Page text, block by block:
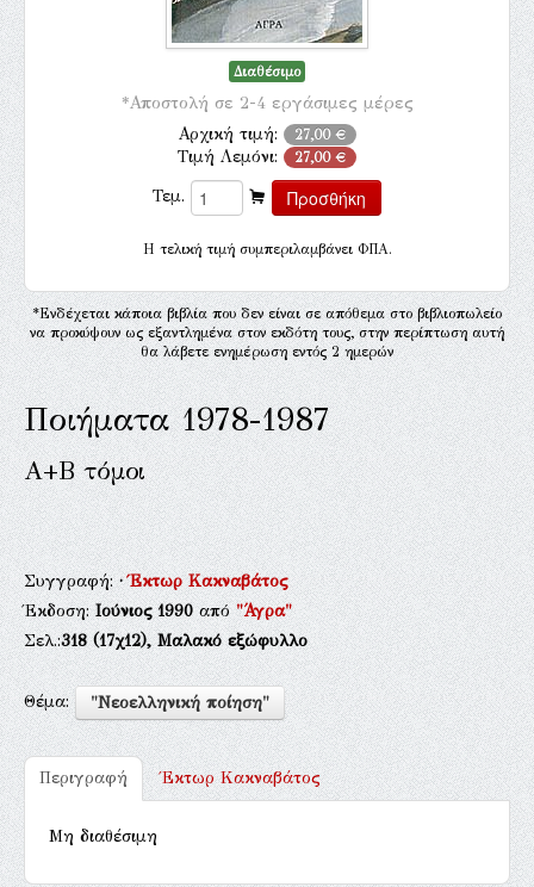
Διαθέσιμο
*Αποστολή σε 2-4 εργάσιμες μέρες
Αρχική τιμή: 27,00 €
Τιμή Λεμόνι: 27,00 €
Τεμ.
H τελική τιμή συμπεριλαμβάνει ΦΠΑ.
*Ενδέχεται κάποια βιβλία που δεν είναι σε απόθεμα στο βιβλιοπωλείο
να προκύψουν ως εξαντλημένα στον εκδότη τους, στην περίπτωση αυτή
θα λάβετε ενημέρωση εντός 2 ημερών
Ποιήματα 1978-1987
Α+Β τόμοι
Συγγραφή:·Έκτωρ Κακναβάτος
Έκδοση:Ιούνιος 1990από"Άγρα"
Σελ.:318(17χ12), Μαλακό εξώφυλλο
Θέμα: "Νεοελληνική ποίηση"
Περιγραφή Έκτωρ Κακναβάτος
Μη διαθέσιμη